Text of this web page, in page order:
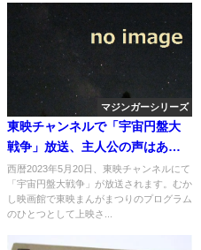
マジンガーシリーズ
東映チャンネルで「宇宙円盤大
戦争」放送、主人公の声はあの
「宇宙戦艦ヤマト」のささきい
さおさん
西暦2023年5月20日、東映チャンネルにて
「宇宙円盤大戦争」が放送されます。むか
し映画館で東映まんがまつりのプログラム
のひとつとして上映さ...